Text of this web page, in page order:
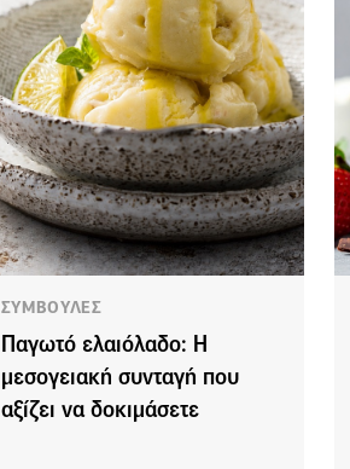
ΣΥΜΒΟΥΛΕΣ
Παγωτό ελαιόλαδο: Η
μεσογειακή συνταγή που
αξίζει να δοκιμάσετε